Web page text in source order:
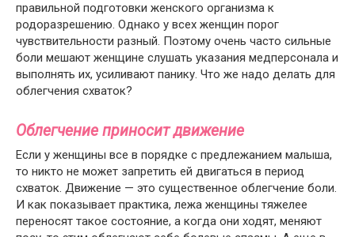
правильной подготовки женского организма к
родоразрешению. Однако у всех женщин порог
чувствительности разный. Поэтому очень часто сильные
боли мешают женщине слушать указания медперсонала и
выполнять их, усиливают панику. Что же надо делать для
облегчения схваток?
Облегчение приносит движение
Если у женщины все в порядке с предлежанием малыша,
то никто не может запретить ей двигаться в период
схваток. Движение — это существенное облегчение боли.
И как показывает практика, лежа женщины тяжелее
переносят такое состояние, а когда они ходят, меняют